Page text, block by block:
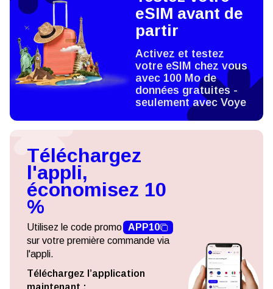
eSIM avant de
partir
Activez et testez
votre eSIM chez vous
avec 100 Mo de
données gratuites -
seulement avec Voye
Téléchargez
l'appli,
économisez 10
%
Utilisez le code promo APP10
sur votre première commande via
l'appli.
Téléchargez l’application
maintenant :